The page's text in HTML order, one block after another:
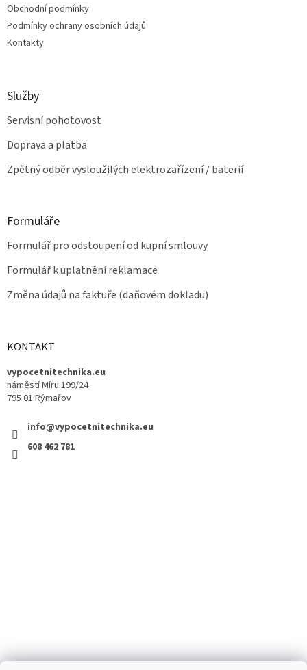
Obchodní podmínky
Podmínky ochrany osobních údajů
Kontakty
Služby
Servisní pohotovost
Doprava a platba
Zpětný odběr vysloužilých elektrozařízení / baterií
Formuláře
Formulář pro odstoupení od kupní smlouvy
Formulář k uplatnění reklamace
Změna údajů na faktuře (daňovém dokladu)
KONTAKT
vypocetnitechnika.eu
náměstí Míru 199/24
795 01 Rýmařov
info@vypocetnitechnika.eu
608 462 781